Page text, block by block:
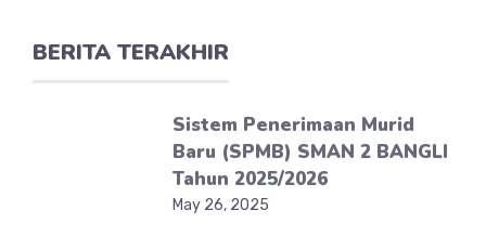
BERITA TERAKHIR
Sistem Penerimaan Murid
Baru (SPMB) SMAN 2 BANGLI
Tahun 2025/2026
May 26, 2025